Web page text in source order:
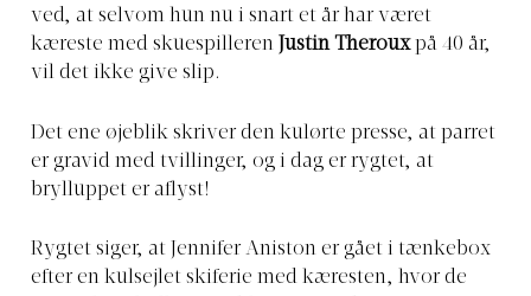
ved, at selvom hun nu i snart et år har været
kæreste med skuespilleren Justin Therouxpå 40 år,
vil det ikke give slip.
Det ene øjeblik skriver den kulørte presse, at parret
er gravid med tvillinger, og i dag er rygtet, at
brylluppet er aflyst!
Rygtet siger, at Jennifer Aniston er gået i tænkebox
efter en kulsejlet skiferie med kæresten, hvor de